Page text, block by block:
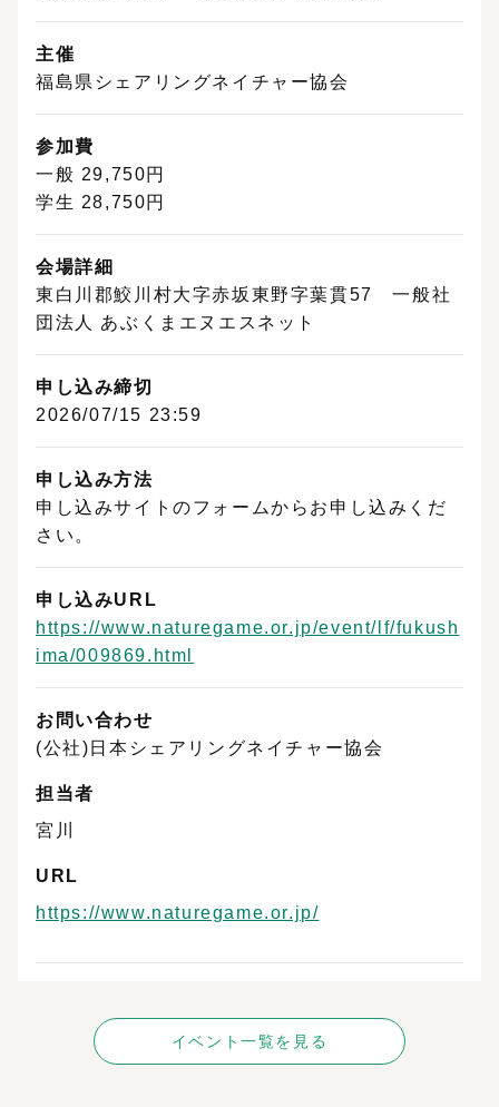
主催
福島県シェアリングネイチャー協会
参加費
一般 29,750円
学生 28,750円
会場詳細
東白川郡鮫川村大字赤坂東野字葉貫57 一般社
団法人 あぶくまエヌエスネット
申し込み締切
2026/07/15 23:59
申し込み方法
申し込みサイトのフォームからお申し込みくだ
さい。
申し込みURL
https://www.naturegame.or.jp/event/lf/fukush
ima/009869.html
お問い合わせ
(公社)日本シェアリングネイチャー協会
担当者
宮川
URL
https://www.naturegame.or.jp/
イベント一覧を見る
eTREE主催・共催のイベント一覧
イベント主催者様へ
eTREEでは、森林・木材に関するイベントの掲載を受け
付けております。掲載は無料です。
掲載フォームから申し込む
ヘルプ｜掲載方法はこちら
フォーム以外からの掲載をご希望の方は、以下のエクセ
ルをダウンロードして、メール（event@shin-
イベント情報掲載エクセル（20KB）